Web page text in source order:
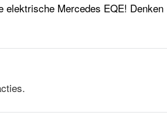
elektrische Mercedes EQE! Denken